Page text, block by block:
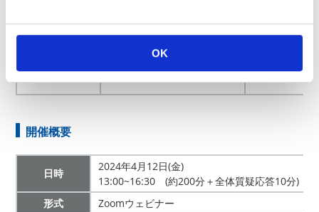
OK
ースとなる国
の目的の一つ
ます。その概
開催概要
日時
2024年4月12日(金)
13:00~16:30 (約200分＋全体質疑応答10分)
形式
Zoomウェビナー